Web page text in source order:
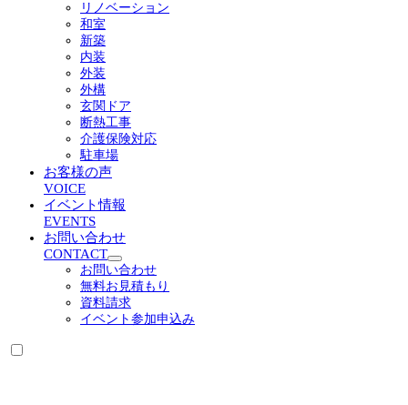
リノベーション
和室
新築
内装
外装
外構
玄関ドア
断熱工事
介護保険対応
駐車場
お客様の声
VOICE
イベント情報
EVENTS
お問い合わせ
CONTACT
サ
ブ
メ
ニ
お問い合わせ
無料お見積もり
資料請求
イベント参加申込み